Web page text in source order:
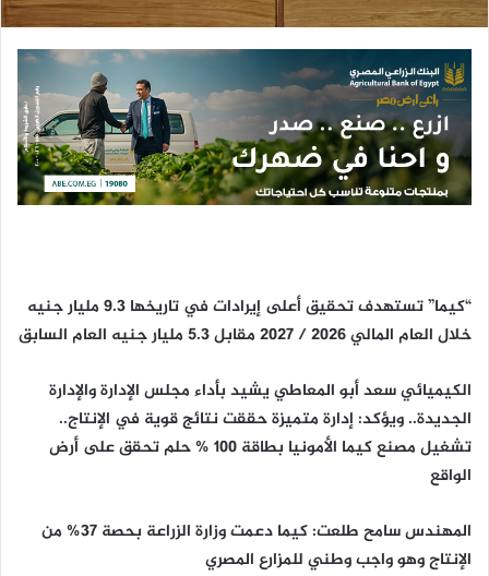
و
ن
ا
“كيما” تستهدف تحقيق أعلى إيرادات في تاريخها 9.3 مليار جنيه
خلال العام المالي 2026 / 2027 مقابل 5.3 مليار جنيه العام السابق
الكيميائي سعد أبو المعاطي يشيد بأداء مجلس الإدارة والإدارة
الجديدة.. ويؤكد: إدارة متميزة حققت نتائج قوية في الإنتاج..
تشغيل مصنع كيما الأمونيا بطاقة 100 % حلم تحقق على أرض
الواقع
المهندس سامح طلعت: كيما دعمت وزارة الزراعة بحصة 37% من
الإنتاج وهو واجب وطني للمزارع المصري